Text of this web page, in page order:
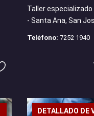
Taller
- Santa Ana, San
Teléfono: 7252 1940
DETALLADO DE